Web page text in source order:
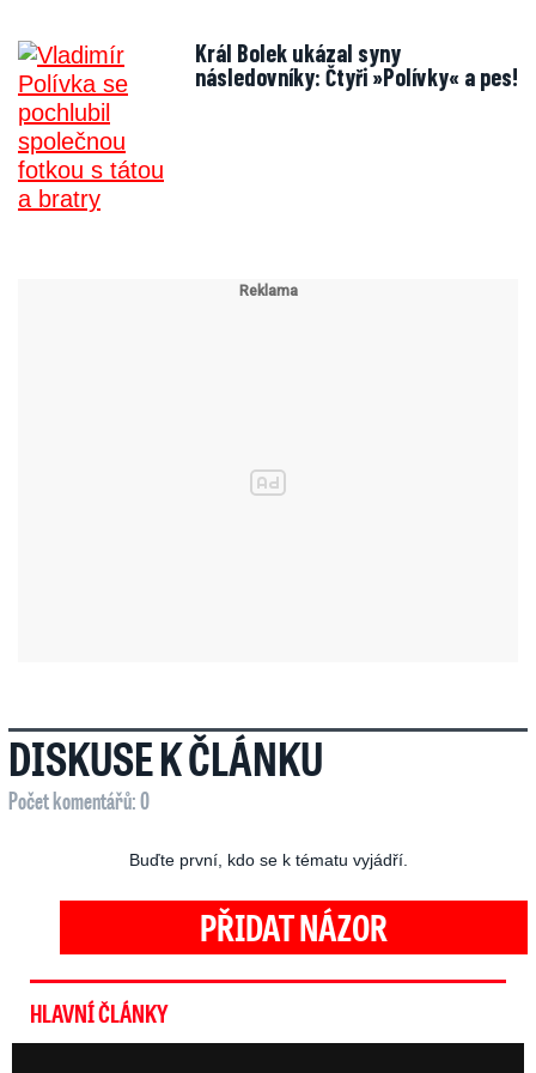
Král Bolek ukázal syny
následovníky: Čtyři »Polívky« a pes!
DISKUSE K ČLÁNKU
Počet komentářů: 0
Buďte první, kdo se k tématu vyjádří.
PŘIDAT NÁZOR
HLAVNÍ ČLÁNKY